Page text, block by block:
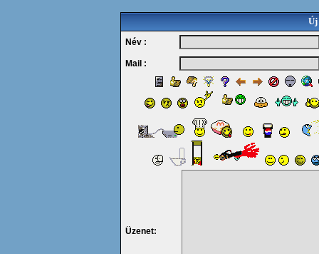
Új
Név :
Mail :
Üzenet: